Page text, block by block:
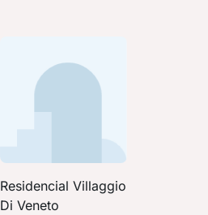
Residencial Villaggio
Di Veneto